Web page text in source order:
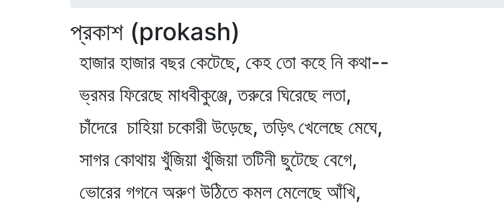
প্রকাশ (prokash)
হাজার হাজার বছর কেটেছে, কেহ তো কহে নি কথা--
ভ্রমর ফিরেছে মাধবীকুঞ্জে, তরুরে ঘিরেছে লতা,
চাঁদেরে চাহিয়া চকোরী উড়েছে, তড়িৎ খেলেছে মেঘে,
সাগর কোথায় খুঁজিয়া খুঁজিয়া তটিনী ছুটেছে বেগে,
ভোরের গগনে অরুণ উঠিতে কমল মেলেছে আঁখি,